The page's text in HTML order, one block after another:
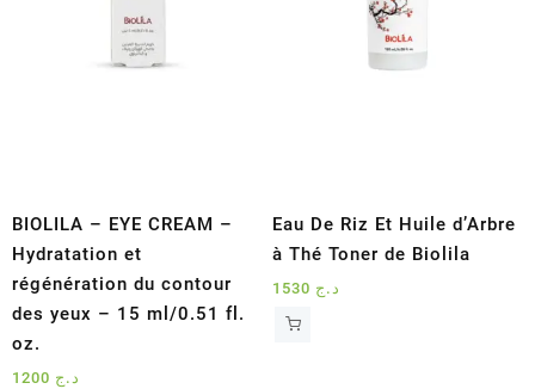
BIOLILA – EYE CREAM –
Hydratation et
régénération du contour
des yeux – 15 ml/0.51 fl.
oz.
د.ج
Eau De Riz Et Huile d’Arbre
à Thé Toner de Biolila
د.ج